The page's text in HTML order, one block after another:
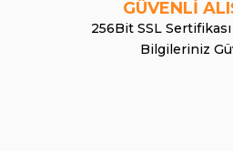
GÜVENLİ
256Bit SSL
Bilgileriniz